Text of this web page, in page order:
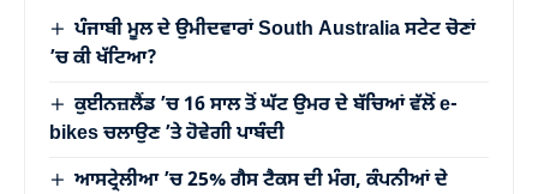
ਪੰਜਾਬੀ ਮੂਲ ਦੇ ਉਮੀਦਵਾਰਾਂ South Australia ਸਟੇਟ ਚੋਣਾਂ
’ਚ ਕੀ ਖੱਟਿਆ?
ਕੁਈਨਜ਼ਲੈਂਡ ’ਚ 16 ਸਾਲ ਤੋਂ ਘੱਟ ਉਮਰ ਦੇ ਬੱਚਿਆਂ ਵੱਲੋਂ e-
bikes ਚਲਾਉਣ ’ਤੇ ਹੋਵੇਗੀ ਪਾਬੰਦੀ
ਆਸਟ੍ਰੇਲੀਆ ’ਚ 25% ਗੈਸ ਟੈਕਸ ਦੀ ਮੰਗ, ਕੰਪਨੀਆਂ ਦੇ